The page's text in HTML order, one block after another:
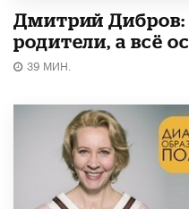
Дмитрий
родители, а всё
39 МИН.